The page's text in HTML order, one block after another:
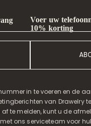
Voer uw
10% korting
in te voeren en de
van Drawelry
af te melden, kunt u de
ons serviceteam voor